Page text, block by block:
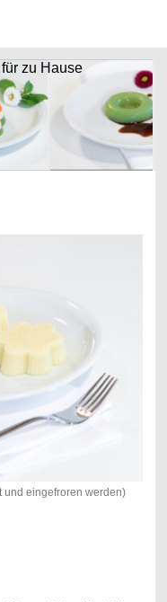
für zu Hause
und eingefroren werden)